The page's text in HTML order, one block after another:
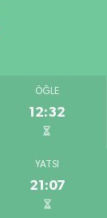
ÖĞLE
12:32
YATSI
21:07